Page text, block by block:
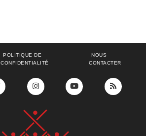
POLITIQUE DE
CONFIDENTIALITÉ
NOUS
CONTACTER